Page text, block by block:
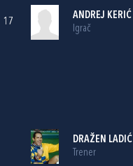
17
ANDREJ KERIĆ
Igrač
DRAŽEN LADIĆ
Trener